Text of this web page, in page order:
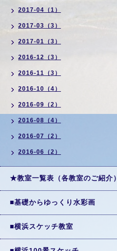
2017-04（1）
2017-03（3）
2017-01（3）
2016-12（3）
2016-11（3）
2016-10（4）
2016-09（2）
2016-08（4）
2016-07（2）
2016-06（2）
★教室一覧表（各教室のご紹介）
■基礎からゆっくり水彩画
■横浜スケッチ教室